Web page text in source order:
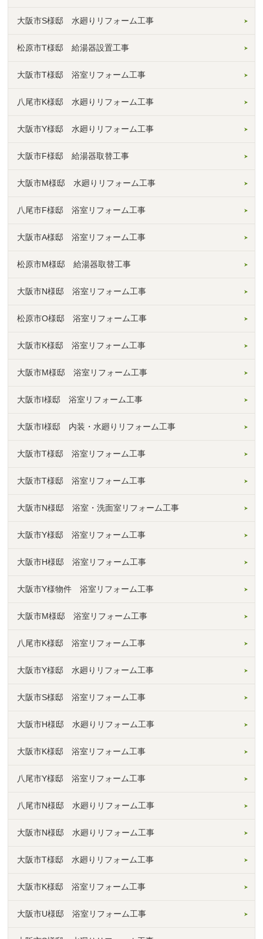
大阪市S様邸 水廻りリフォーム工事
松原市T様邸 給湯器設置工事
大阪市T様邸 浴室リフォーム工事
八尾市K様邸 水廻りリフォーム工事
大阪市Y様邸 水廻りリフォーム工事
大阪市F様邸 給湯器取替工事
大阪市M様邸 水廻りリフォーム工事
八尾市F様邸 浴室リフォーム工事
大阪市A様邸 浴室リフォーム工事
松原市M様邸 給湯器取替工事
大阪市N様邸 浴室リフォーム工事
松原市O様邸 浴室リフォーム工事
大阪市K様邸 浴室リフォーム工事
大阪市M様邸 浴室リフォーム工事
大阪市I様邸 浴室リフォーム工事
大阪市I様邸 内装・水廻りリフォーム工事
大阪市T様邸 浴室リフォーム工事
大阪市T様邸 浴室リフォーム工事
大阪市N様邸 浴室・洗面室リフォーム工事
大阪市Y様邸 浴室リフォーム工事
大阪市H様邸 浴室リフォーム工事
大阪市Y様物件 浴室リフォーム工事
大阪市M様邸 浴室リフォーム工事
八尾市K様邸 浴室リフォーム工事
大阪市Y様邸 水廻りリフォーム工事
大阪市S様邸 浴室リフォーム工事
大阪市H様邸 水廻りリフォーム工事
大阪市K様邸 浴室リフォーム工事
八尾市Y様邸 浴室リフォーム工事
八尾市N様邸 水廻りリフォーム工事
大阪市N様邸 水廻りリフォーム工事
大阪市T様邸 水廻りリフォーム工事
大阪市K様邸 浴室リフォーム工事
大阪市U様邸 浴室リフォーム工事